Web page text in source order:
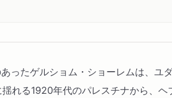
ったゲルショム・ショーレムは、ユ
揺れる1920年代のパレスチナから、